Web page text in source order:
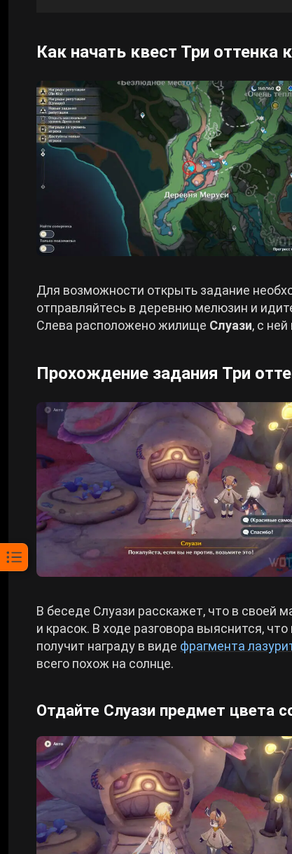
Как начать квест Три оттенка
Для возможности открыть задание
отправляйтесь в деревню мелюзин и
Слева расположено жилище Слуази, с
Прохождение задания Три
В беседе Слуази расскажет, что в своей
и красок. В ходе разговора выяснится,
получит награду в виде фрагмента
всего похож на солнце.
Отдайте Слуази предмет цвета